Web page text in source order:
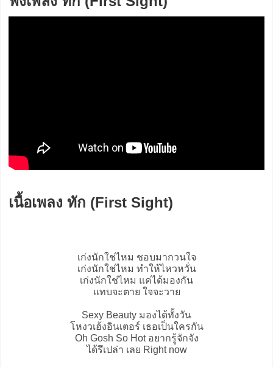
เนื้อเพลง ทัก (First Sight)
เก่งนักใช่ไหม ชอบมากวนใจ
เก่งนักใช่ไหม ทำให้ไหวหวั่น
เก่งนักใช่ไหม แค่ได้มองกัน
แทบจะตาย ใจจะวาย
Sexy Beauty มองได้ทั้งวัน
โหงวเฮ้งอินเตอร์ เธอเป็นใครกัน
Oh Gosh So Hot อยากรู้จักจัง
ได้รึเปล่า เลย Right now